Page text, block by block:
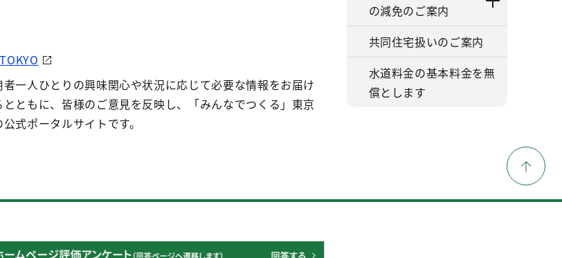
者一人ひとりの興味関心や状況に応じて必要な情報をお届け
とともに、皆様のご意見を反映し、「みんなでつくる」東京
式ポータルサイトです。
の減免のご案内
共同住宅扱いのご案内
水道料金の基本料金を無
償とします